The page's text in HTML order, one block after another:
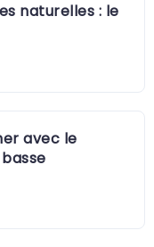
naturelles : le
avec le